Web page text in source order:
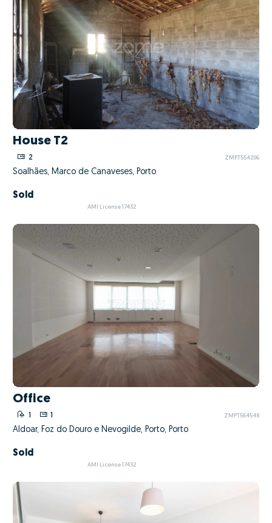
House T2
2 ZMPT554206
Soalhães, Marco de Canaveses, Porto
Sold
AMI License 17432
Office
1 1 ZMPT564548
Aldoar, Foz do Douro e Nevogilde, Porto, Porto
Sold
AMI License 17432